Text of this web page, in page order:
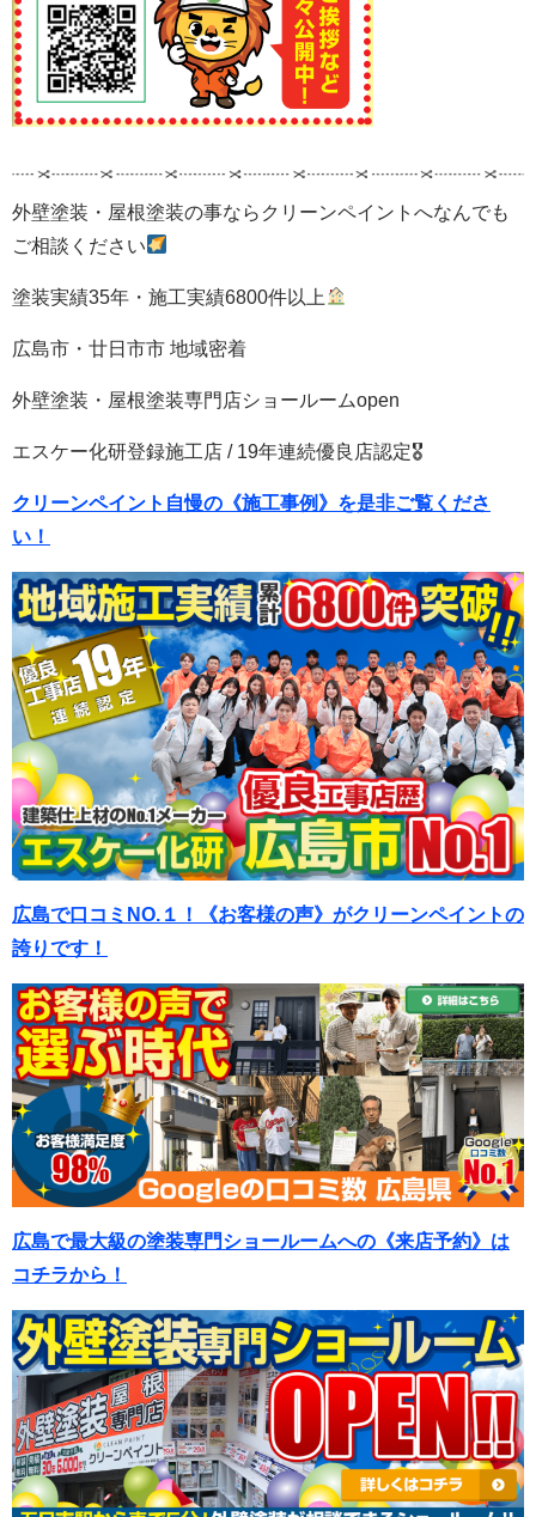
外壁塗装・屋根塗装の事ならクリーンペイントへなんでも
ご相談ください
塗装実績35年・施工実績6800件以上
広島市・廿日市市 地域密着
外壁塗装・屋根塗装専門店ショールームopen
エスケー化研登録施工店 / 19年連続優良店認定🎖
クリーンペイント自慢の《施工事例》を是非ご覧くださ
い！
広島で口コミNO.１！《お客様の声》がクリーンペイントの
誇りです！
広島で最大級の塗装専門ショールームへの《来店予約》は
コチラから！